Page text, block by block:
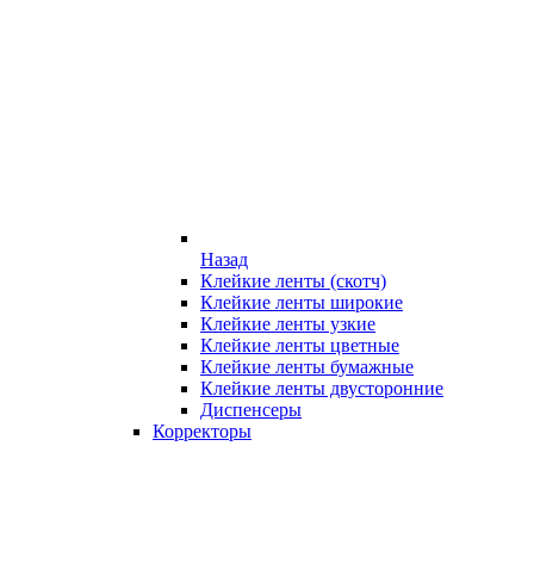
Назад
Клейкие ленты (скотч)
Клейкие ленты широкие
Клейкие ленты узкие
Клейкие ленты цветные
Клейкие ленты бумажные
Клейкие ленты двусторонние
Диспенсеры
Корректоры